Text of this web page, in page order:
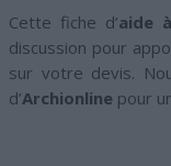
Cette fiche d’aide
discussion pour
sur votre devis.
d’Archionline pour